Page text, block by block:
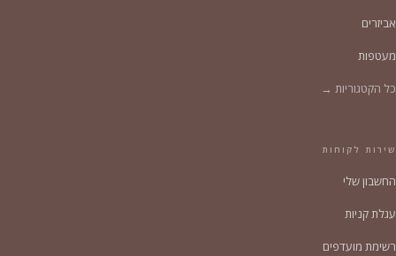
אביזרים
מעטפות
כל הקטגוריות →
שירות לקוחות
החשבון שלי
עגלת קניות
רשימת מועדפים